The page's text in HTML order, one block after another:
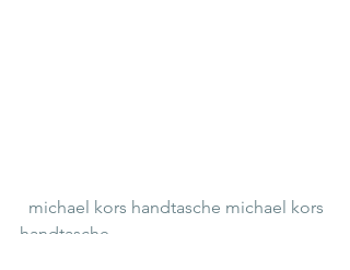
michael kors handtasche michael kors
handtasche